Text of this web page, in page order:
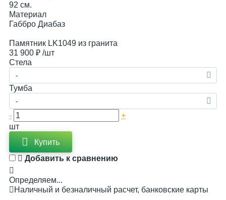
92 см.
Материал
Габбро Диабаз
Памятник LK1049 из гранита
31 900 ₽ /шт
Стела
-
Тумба
-
-
+
шт
Купить
Добавить к сравнению
Определяем...
Наличный и безналичный расчет, банковские карты